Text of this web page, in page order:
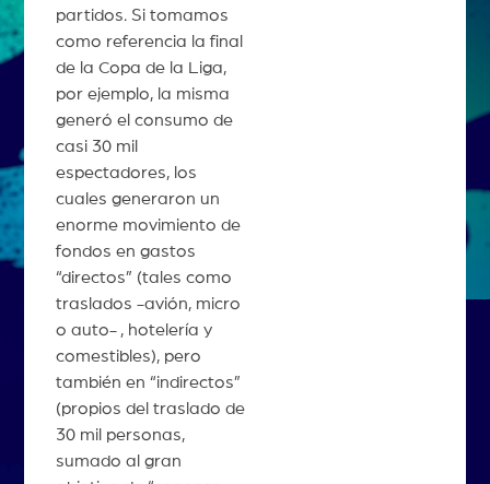
partidos. Si tomamos
como referencia la final
de la Copa de la Liga,
por ejemplo, la misma
generó el consumo de
casi 30 mil
espectadores, los
cuales generaron un
enorme movimiento de
fondos en gastos
“directos” (tales como
traslados -avión, micro
o auto- , hotelería y
comestibles), pero
también en “indirectos”
(propios del traslado de
30 mil personas,
sumado al gran